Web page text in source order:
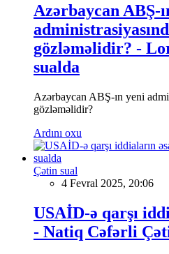
Azərbaycan ABŞ-
gözləməlidir? -
sualda
Azərbaycan ABŞ-ın yeni
gözləməlidir?
Ardını oxu
Çətin sual
4 Fevral 2025, 20:06
USAİD-ə qarşı
- Natiq Cəfərli